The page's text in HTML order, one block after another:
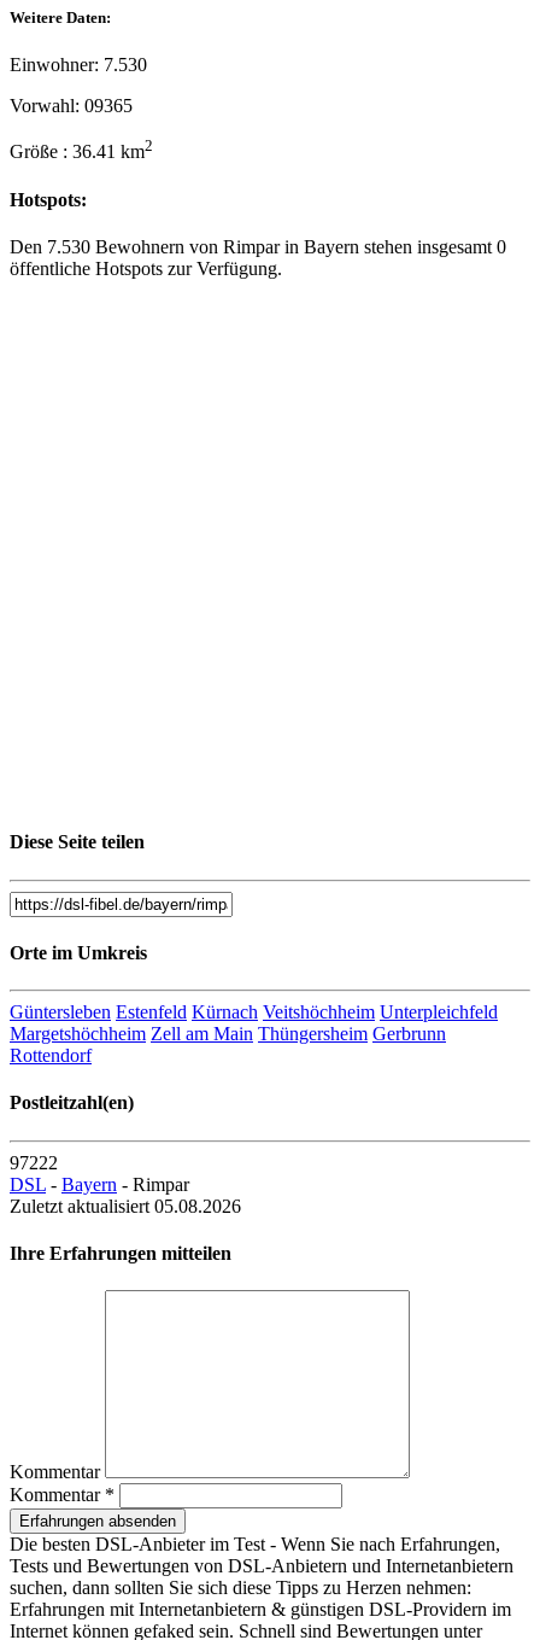
Weitere Daten:
Einwohner: 7.530
Vorwahl: 09365
Größe : 36.41 km2
Hotspots:
Den 7.530 Bewohnern von Rimpar in Bayern stehen insgesamt 0
öffentliche Hotspots zur Verfügung.
Diese Seite teilen
Orte im Umkreis
Güntersleben Estenfeld Kürnach Veitshöchheim Unterpleichfeld
Margetshöchheim Zell am Main Thüngersheim Gerbrunn
Rottendorf
Postleitzahl(en)
97222
DSL - Bayern - Rimpar
Zuletzt aktualisiert 05.08.2026
Ihre Erfahrungen mitteilen
Kommentar
Kommentar *
Erfahrungen absenden
Die besten DSL-Anbieter im Test - Wenn Sie nach Erfahrungen,
Tests und Bewertungen von DSL-Anbietern und Internetanbietern
suchen, dann sollten Sie sich diese Tipps zu Herzen nehmen:
Erfahrungen mit Internetanbietern & günstigen DSL-Providern im
Internet können gefaked sein. Schnell sind Bewertungen unter